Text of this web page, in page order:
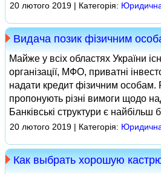
20 лютого 2019 | Категорія: Юридична
Видача позик фізичним
Майже у всіх областях України
організації, МФО, приватні
надати кредит фізичним особам.
пропонують різні вимоги щодо
Банківські структури є
20 лютого 2019 | Категорія: Юридична
Как выбрать хорошую